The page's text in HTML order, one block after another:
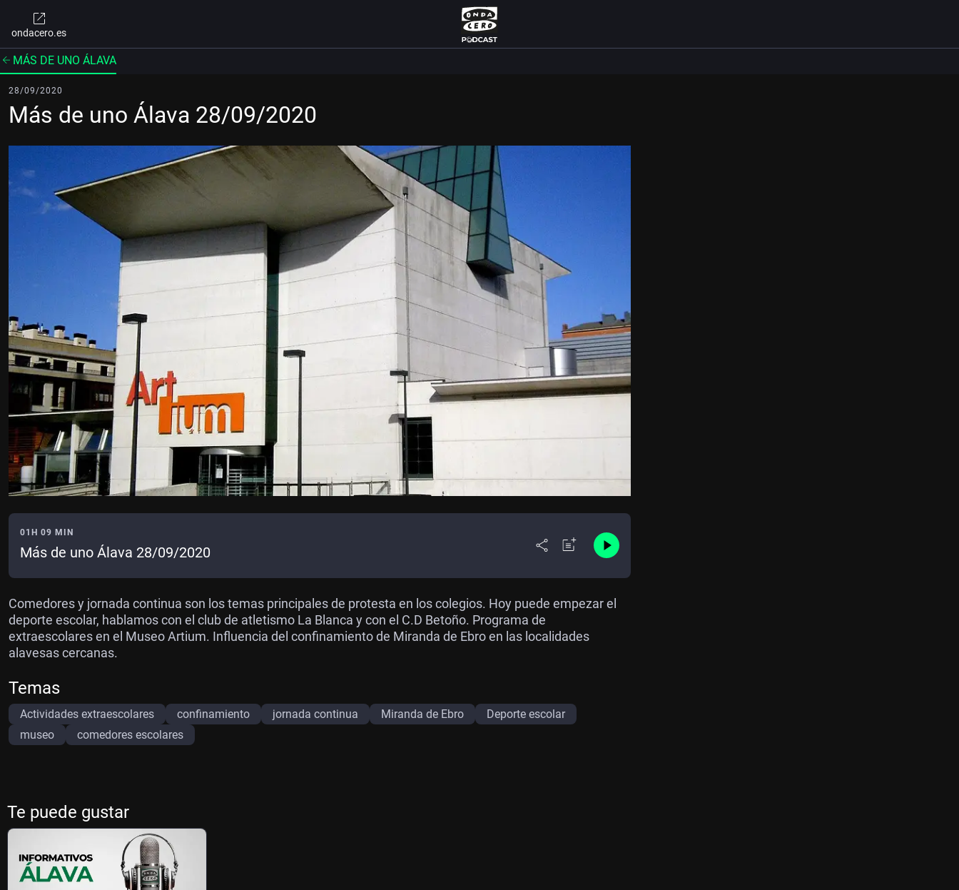
ondacero.es
MÁS DE UNO ÁLAVA
28/09/2020
Más de uno Álava 28/09/2020
01H 09 MIN
Más de uno Álava 28/09/2020
Comedores y jornada continua son los temas principales de protesta en los colegios. Hoy puede empezar el
deporte escolar, hablamos con el club de atletismo La Blanca y con el C.D Betoño. Programa de
extraescolares en el Museo Artium. Influencia del confinamiento de Miranda de Ebro en las localidades
alavesas cercanas.
Temas
Actividades extraescolares confinamiento jornada continua Miranda de Ebro
Deporte escolar
museo
comedores escolares
Te puede gustar